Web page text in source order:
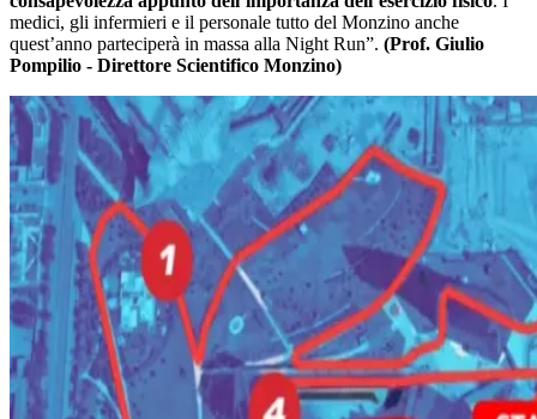
medici, gli infermieri e il personale tutto del Monzino anche
quest’anno parteciperà in massa alla Night Run”. (Prof. Giulio
Pompilio - Direttore Scientifico Monzino)